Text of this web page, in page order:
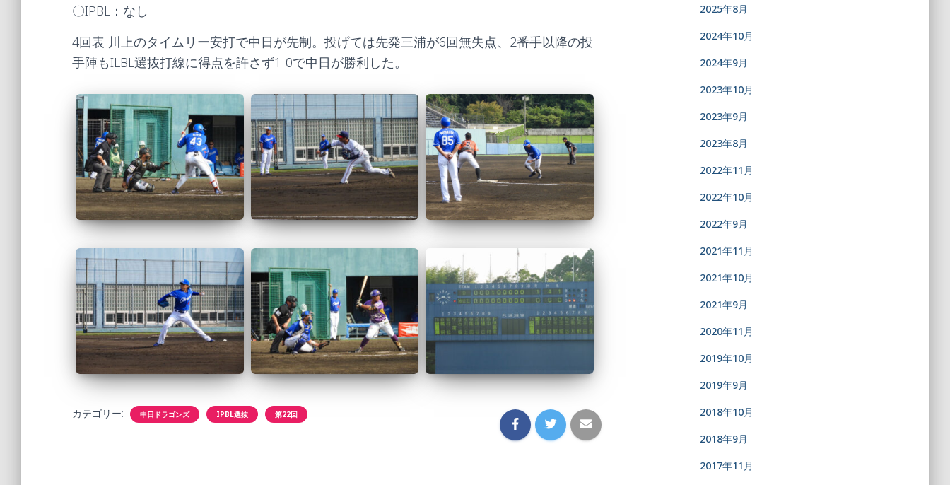
〇IPBL：なし
4回表 川上のタイムリー安打で中日が先制。投げては先発三浦が6回無失点、2番手以降の投
手陣もILBL選抜打線に得点を許さず1-0で中日が勝利した。
カテゴリー: 中日ドラゴンズ IPBL選抜 第22回
2025年8月
2024年10月
2024年9月
2023年10月
2023年9月
2023年8月
2022年11月
2022年10月
2022年9月
2021年11月
2021年10月
2021年9月
2020年11月
2019年10月
2019年9月
2018年10月
2018年9月
2017年11月